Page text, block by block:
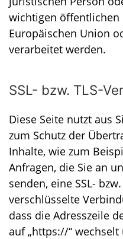
wichtigen öffentlichen
Europäischen Union
verarbeitet werden.
SSL- bzw. TLS-
Diese Seite nutzt aus
zum Schutz der
Inhalte, wie zum
Anfragen, die Sie an
senden, eine SSL-
verschlüsselte
dass die Adresszeile
auf „https://“